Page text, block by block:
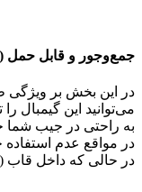
جمع‌وجور و قابل حمل (Compact and Portable)
می‌توانید این گیمبال
به راحتی در جیب
در مواقع عدم
در حالی که داخل قاب